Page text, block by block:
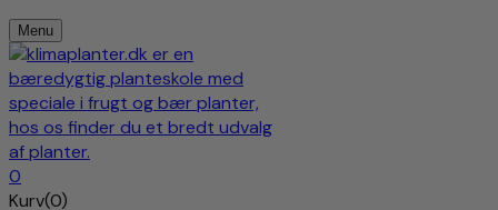
Menu
0
Kurv(0)